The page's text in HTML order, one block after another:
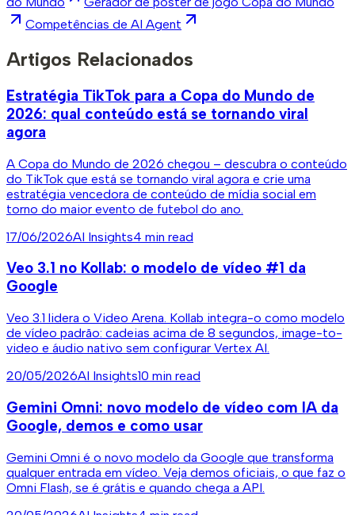
Competências de AI Agent
Artigos Relacionados
Estratégia TikTok para a Copa do Mundo de
2026: qual conteúdo está se tornando viral
agora
A Copa do Mundo de 2026 chegou – descubra o conteúdo
do TikTok que está se tornando viral agora e crie uma
estratégia vencedora de conteúdo de mídia social em
torno do maior evento de futebol do ano.
17/06/2026AI Insights4 min read
Veo 3.1 no Kollab: o modelo de vídeo #1 da
Google
Veo 3.1 lidera o Video Arena. Kollab integra-o como modelo
de vídeo padrão: cadeias acima de 8 segundos, image-to-
video e áudio nativo sem configurar Vertex AI.
20/05/2026AI Insights10 min read
Gemini Omni: novo modelo de vídeo com IA da
Google, demos e como usar
Gemini Omni é o novo modelo da Google que transforma
qualquer entrada em vídeo. Veja demos oficiais, o que faz o
Omni Flash, se é grátis e quando chega a API.